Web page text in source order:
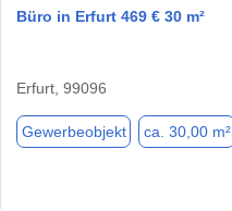
Büro in Erfurt 469 € 30 m²
Erfurt, 99096
Gewerbeobjekt ca. 30,00 m²